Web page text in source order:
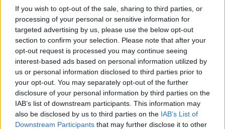
If you wish to opt-out of the sale, sharing to third parties, or
processing of your personal or sensitive information for
targeted advertising by us, please use the below opt-out
section to confirm your selection. Please note that after your
opt-out request is processed you may continue seeing
interest-based ads based on personal information utilized by
us or personal information disclosed to third parties prior to
your opt-out. You may separately opt-out of the further
disclosure of your personal information by third parties on the
IAB’s list of downstream participants. This information may
also be disclosed by us to third parties on the IAB’s List of
Downstream Participants that may further disclose it to other
Marussiánál szerepelt a Forma–1-ben, legjobb
eredménye 13. hely volt.
Stevens 2023-ban jutott el a Hypercarba a
Jotával, és a csapat mindkét csúcskategóriás
WEC-győzelménél ott volt a pilóták között. Mivel
a Cadillac várhatóan harcban lehet a győzelemért,
a brit versenyző is az esélyesek közé kerülhet,